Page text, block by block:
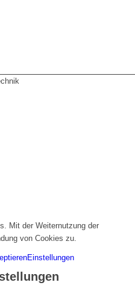
Mit der Weiternutzung der
von Cookies zu.
Einstellungen